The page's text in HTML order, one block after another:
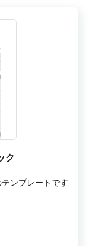
ク
ンプレートです